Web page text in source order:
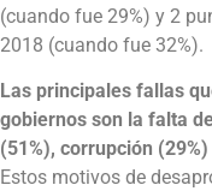
(cuando fue 29%) y 2
2018 (cuando fue 32%).
Las principales fallas
gobiernos son la falta
(51%), corrupción
Estos motivos de